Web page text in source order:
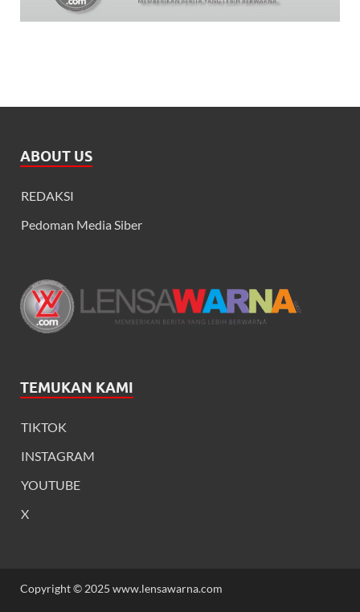
ABOUT US
REDAKSI
Pedoman Media Siber
TEMUKAN KAMI
TIKTOK
INSTAGRAM
YOUTUBE
X
Copyright © 2025 www.lensawarna.com